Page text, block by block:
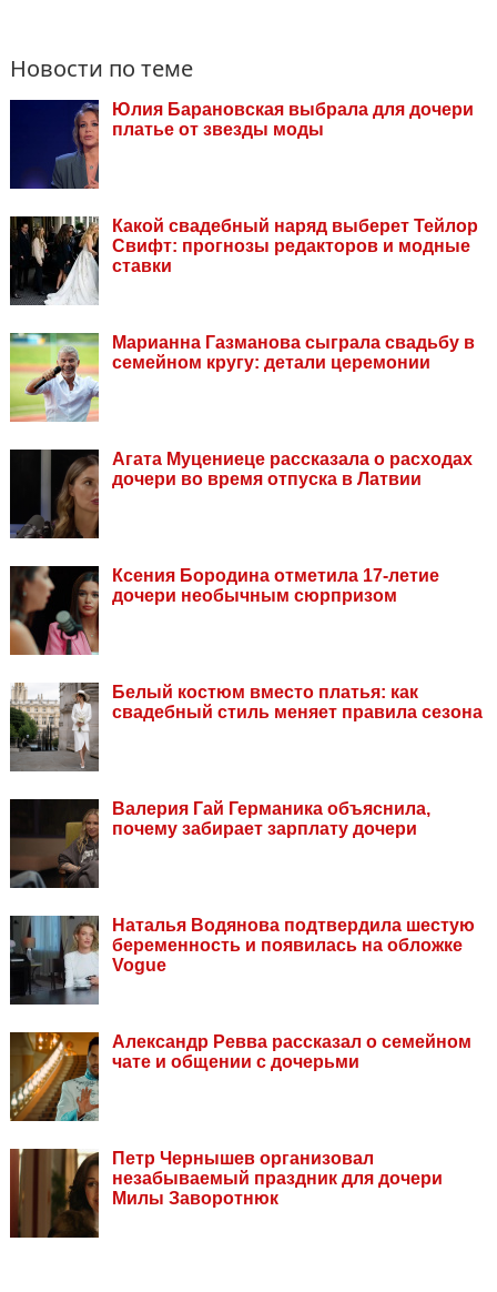
Новости по теме
Юлия Барановская выбрала для дочери
платье от звезды моды
Какой свадебный наряд выберет Тейлор
Свифт: прогнозы редакторов и модные
ставки
Марианна Газманова сыграла свадьбу в
семейном кругу: детали церемонии
Агата Муцениеце рассказала о расходах
дочери во время отпуска в Латвии
Ксения Бородина отметила 17-летие
дочери необычным сюрпризом
Белый костюм вместо платья: как
свадебный стиль меняет правила сезона
Валерия Гай Германика объяснила,
почему забирает зарплату дочери
Наталья Водянова подтвердила шестую
беременность и появилась на обложке
Vogue
Александр Ревва рассказал о семейном
чате и общении с дочерьми
Петр Чернышев организовал
незабываемый праздник для дочери
Милы Заворотнюк